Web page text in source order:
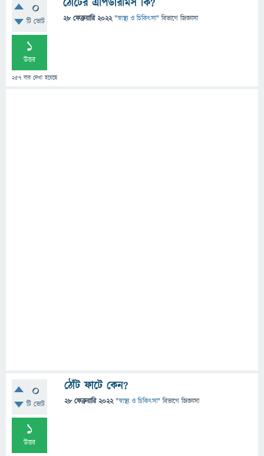
0
টি ভোট
1
উত্তর
257 বার দেখা হয়েছে
ঠোঁটের এপিডারমিস কি?
28 ফেব্রুয়ারি 2022 "স্বাস্থ্য ও চিকিৎসা" বিভাগে জিজ্ঞাসা
0
টি ভোট
1
উত্তর
ঠোঁট ফাটে কেন?
28 ফেব্রুয়ারি 2022 "স্বাস্থ্য ও চিকিৎসা" বিভাগে জিজ্ঞাসা